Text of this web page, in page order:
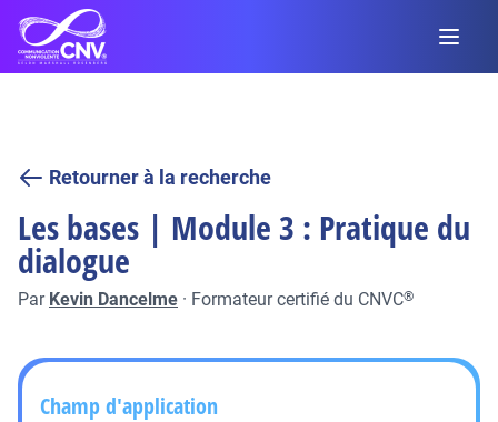
Retourner à la recherche
Les bases | Module 3 : Pratique du
dialogue
Par Kevin Dancelme · Formateur certifié du CNVC®
Champ d'application